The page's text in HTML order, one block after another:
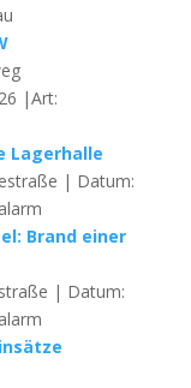
|Art:
Lagerhalle
| Datum:
Brand einer
| Datum: